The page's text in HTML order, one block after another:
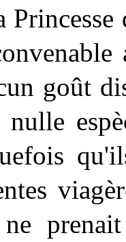
Princesse
goût
nulle